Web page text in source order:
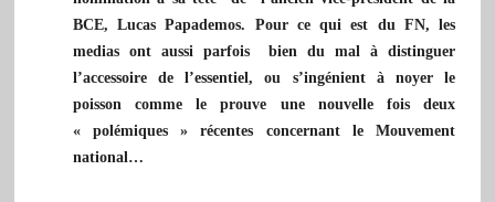
BCE, Lucas Papademos. Pour ce qui est du FN, les
medias ont aussi parfois bien du mal à distinguer
l’accessoire de l’essentiel, ou s’ingénient à noyer le
poisson comme le prouve une nouvelle fois deux
« polémiques » récentes concernant le Mouvement
national…